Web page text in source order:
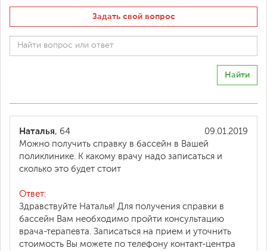
Задать свой вопрос
Найти
09.01.2019
Наталья, 64
Можно получить справку в бассейн в Вашей
поликлинике. К какому врачу надо записаться и
сколько это будет стоит
Ответ:
Здравствуйте Наталья! Для получения справки в
бассейн Вам необходимо пройти консультацию
врача-терапевта. Записаться на прием и уточнить
стоимость Вы можете по телефону контакт-центра